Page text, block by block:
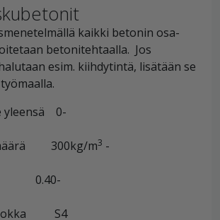
kaikki betonin osa-
betonitehtaalla. Jos
esim. kiihdytintä, lisätään se
yleensä 0-
300kg/m3 -
S4